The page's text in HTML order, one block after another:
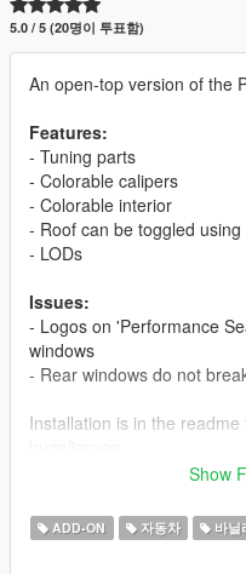
5.0 / 5 (20명이 투표함)
An open-top version of the
Features:
- Tuning parts
- Colorable calipers
- Colorable interior
- Roof can be toggled
- LODs
Issues:
- Logos on 'Performance
windows
- Rear windows do not
Installation is in the
Rockstar Games - original
myself - model edits
Show
ADD-ON 자동차 바닐